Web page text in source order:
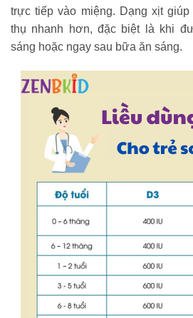
trực tiếp vào miệng. Dạng xịt
thụ nhanh hơn, đặc biệt là khi
sáng hoặc ngay sau bữa ăn sáng.